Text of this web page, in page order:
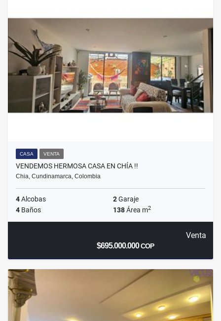
CASA VENTA
VENDEMOS HERMOSA CASA EN CHÍA !!
Chia, Cundinamarca, Colombia
4Alcobas 2Garaje
4 Baños 138Área m2
Venta
$695.000.000COP